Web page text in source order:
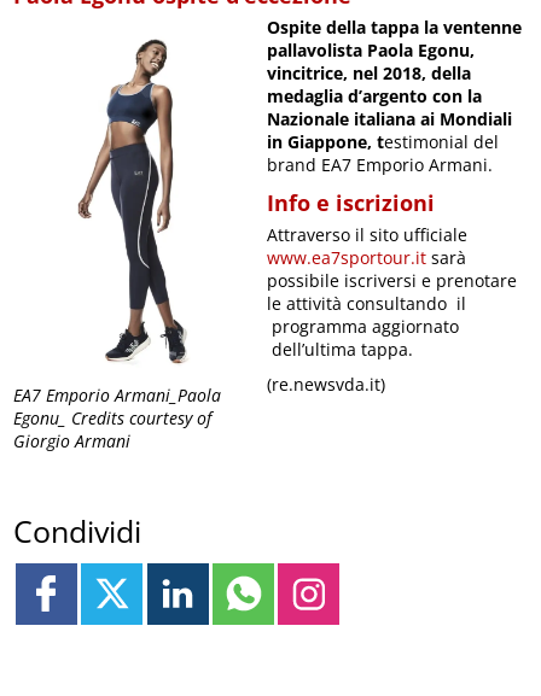
EA7 Emporio Armani_Paola
Egonu_ Credits courtesy of
Giorgio Armani
Ospite della tappa la ventenne
pallavolista Paola Egonu,
vincitrice, nel 2018, della
medaglia d’argento con la
Nazionale italiana ai Mondiali
in Giappone, testimonial del
brand EA7 Emporio Armani.
Info e iscrizioni
Attraverso il sito ufficiale
www.ea7sportour.it sarà
possibile iscriversi e prenotare
le attività consultando il
programma aggiornato
dell’ultima tappa.
(re.newsvda.it)
Condividi